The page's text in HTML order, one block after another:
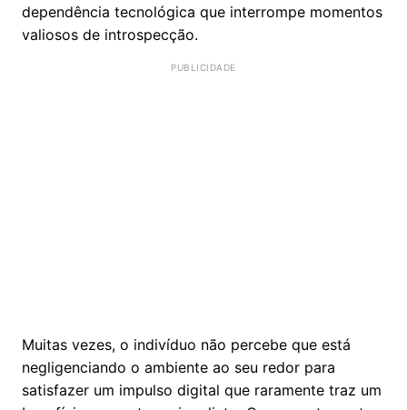
dependência tecnológica que interrompe momentos
valiosos de introspecção.
Muitas vezes, o indivíduo não percebe que está
negligenciando o ambiente ao seu redor para
satisfazer um impulso digital que raramente traz um